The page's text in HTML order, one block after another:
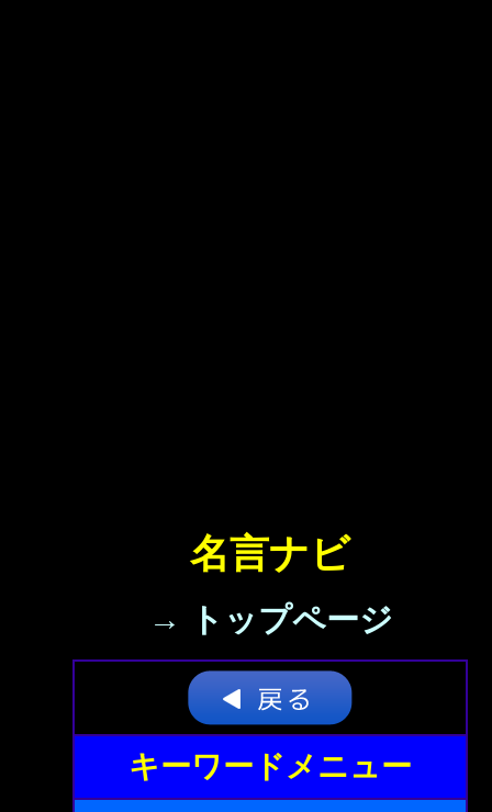
名言ナビ
→ トップページ
キーワードメニュー